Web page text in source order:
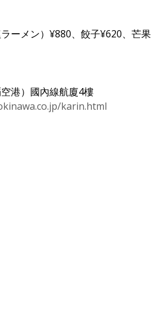
ーメン）¥880、餃子¥620、芒果
港）國內線航廈4樓
karin.html